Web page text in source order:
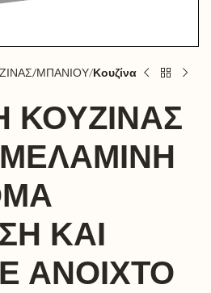
ΜΠΑΝΙΟΥ Κουζίνα
ΚΟΥΖΊΝΑΣ
ΜΕΛΑΜΊΝΗ
ΚΑΙ
ΑΝΟΙΧΤΌ